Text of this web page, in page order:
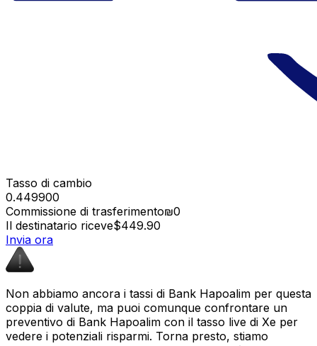
Tasso di cambio
0.449900
Commissione di trasferimento₪0
Il destinatario riceve$449.90
Invia ora
Non abbiamo ancora i tassi di Bank Hapoalim per questa
coppia di valute, ma puoi comunque confrontare un
preventivo di Bank Hapoalim con il tasso live di Xe per
vedere i potenziali risparmi. Torna presto, stiamo